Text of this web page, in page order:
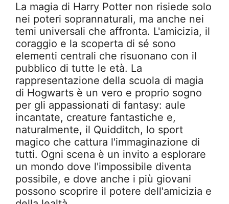
La magia di Harry Potter non risiede solo
nei poteri soprannaturali, ma anche nei
temi universali che affronta. L'amicizia, il
coraggio e la scoperta di sé sono
elementi centrali che risuonano con il
pubblico di tutte le età. La
rappresentazione della scuola di magia
di Hogwarts è un vero e proprio sogno
per gli appassionati di fantasy: aule
incantate, creature fantastiche e,
naturalmente, il Quidditch, lo sport
magico che cattura l'immaginazione di
tutti. Ogni scena è un invito a esplorare
un mondo dove l'impossibile diventa
possibile, e dove anche i più giovani
possono scoprire il potere dell'amicizia e